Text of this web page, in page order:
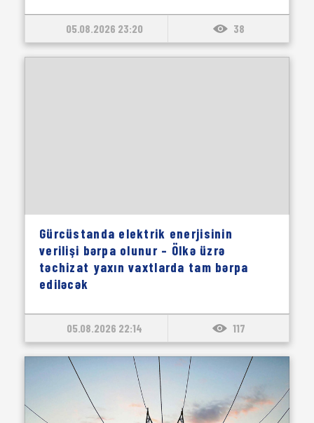
05.08.2026 23:20 38
Gürcüstanda elektrik enerjisinin
verilişi bərpa olunur – Ölkə üzrə
təchizat yaxın vaxtlarda tam bərpa
ediləcək
05.08.2026 22:14 117